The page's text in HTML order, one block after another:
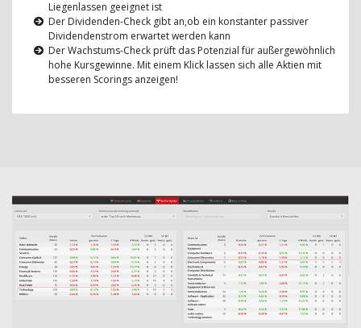
Liegenlassen geeignet ist
Der Dividenden-Check gibt an,ob ein konstanter passiver
Dividendenstrom erwartet werden kann
Der Wachstums-Check prüft das Potenzial für außergewöhnlich
hohe Kursgewinne. Mit einem Klick lassen sich alle Aktien mit
besseren Scorings anzeigen!